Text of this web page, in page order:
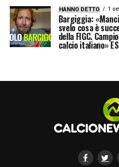
HANNO DETTO 1
Bargiggia:
svelo cosa è
della FIGC.
calcio italiano»